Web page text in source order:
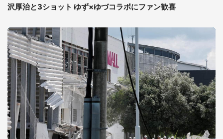
沢厚治と3ショット ゆず×ゆづコラボにファン歓喜